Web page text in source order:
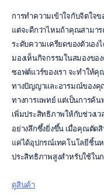
การทำความเข้าใจกับจิตใจ
แต่จะดีกว่าไหมถ้าคุณสามาร
ระดับความเครียดของตัวเอ
มองเห็นกิจกรรมในสมองขอ
ซอฟต์แวร์ของเรา จะทำให้คุ
ทางปัญญาและอารมณ์ของคุ
ทางการแพทย์ แต่เป็นการค้น
เพิ่มประสิทธิภาพให้กับช่วงเ
อย่างลึกซึ้งยิ่งขึ้น เมื่อคุณตัด
แค่ได้อุปกรณ์เทคโนโลยีชิ้นห
ประสิทธิภาพสูงสำหรับใช้ในก
ดูสินค้า